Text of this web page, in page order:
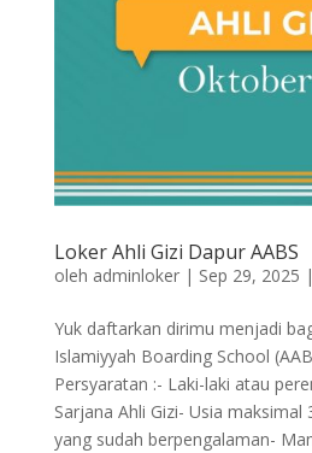
Loker Ahli Gizi Dapur AABS
oleh adminloker| Sep 29, 2025 |
Yuk daftarkan dirimu menjadi
Islamiyyah Boarding School
Persyaratan :- Laki-laki atau
Sarjana Ahli Gizi- Usia
yang sudah berpengalaman-